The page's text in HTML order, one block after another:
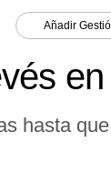
Añadir
hasta